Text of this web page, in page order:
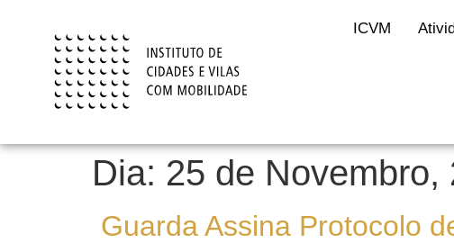
ICVM
Dia: 25 de Novembro,
Guarda Assina Protocolo